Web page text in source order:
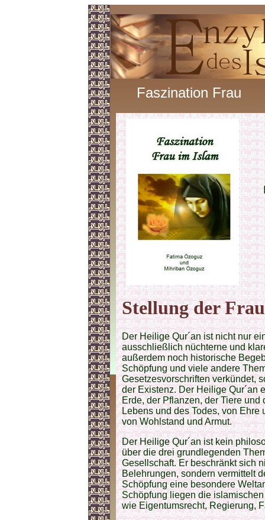
Faszination Frau
Stellung der
Der Heilige Qur´an ist nicht nur
ausschließlich nüchterne und
außerdem noch historische
Schöpfung und viele andere
Gesetzesvorschriften verkündet,
der Existenz. Der Heilige Qur´an
Erde, der Pflanzen, der Tiere
Lebens und des Todes, von Ehre
von Wohlstand und Armut.
Der Heilige Qur´an ist kein
über die drei grundlegenden
Gesellschaft. Er beschränkt sich
Belehrungen, sondern vermittelt
Schöpfung eine besondere
Schöpfung liegen die
wie Eigentumsrecht, Regierung,